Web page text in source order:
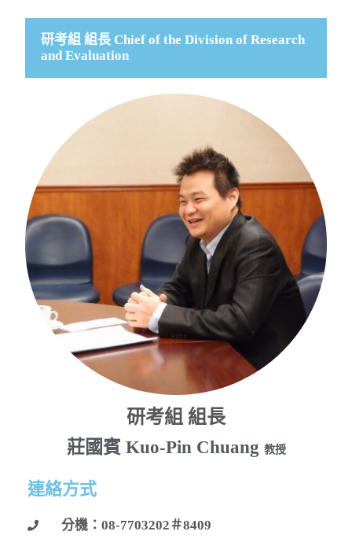
研考組 組長 Chief of the Division of Research
and Evaluation
研考組 組長
莊國賓 Kuo-Pin Chuang 教授
連絡方式
分機：08-7703202＃8409